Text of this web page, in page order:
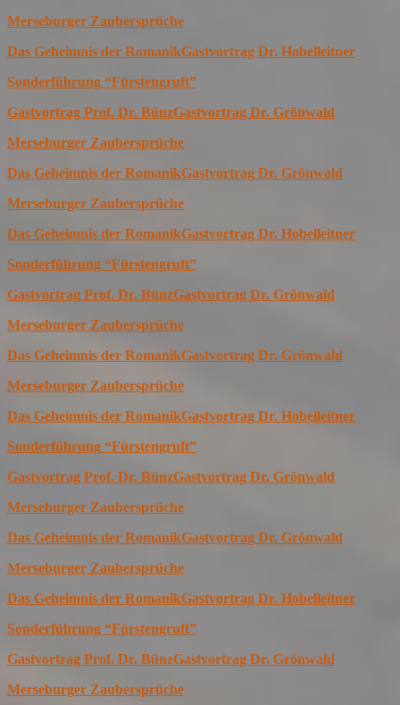
Merseburger Zaubersprüche
Das Geheimnis der RomanikGastvortrag Dr. Hobelleitner
Sonderführung “Fürstengruft”
Gastvortrag Prof. Dr. BünzGastvortrag Dr. Grönwald
Merseburger Zaubersprüche
Das Geheimnis der RomanikGastvortrag Dr. Grönwald
Merseburger Zaubersprüche
Das Geheimnis der RomanikGastvortrag Dr. Hobelleitner
Sonderführung “Fürstengruft”
Gastvortrag Prof. Dr. BünzGastvortrag Dr. Grönwald
Merseburger Zaubersprüche
Das Geheimnis der RomanikGastvortrag Dr. Grönwald
Merseburger Zaubersprüche
Das Geheimnis der RomanikGastvortrag Dr. Hobelleitner
Sonderführung “Fürstengruft”
Gastvortrag Prof. Dr. BünzGastvortrag Dr. Grönwald
Merseburger Zaubersprüche
Das Geheimnis der RomanikGastvortrag Dr. Grönwald
Merseburger Zaubersprüche
Das Geheimnis der RomanikGastvortrag Dr. Hobelleitner
Sonderführung “Fürstengruft”
Gastvortrag Prof. Dr. BünzGastvortrag Dr. Grönwald
Merseburger Zaubersprüche